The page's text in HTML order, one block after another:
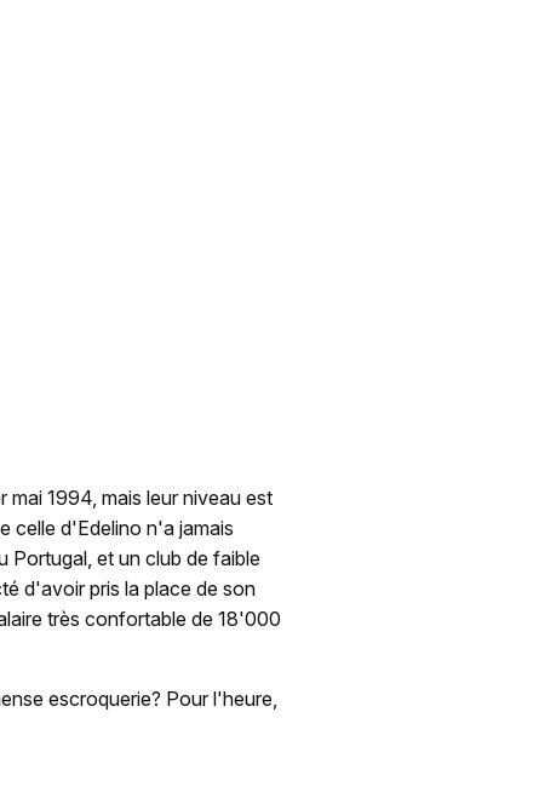
mai 1994, mais leur niveau est
celle d'Edelino n'a jamais
Portugal, et un club de faible
d'avoir pris la place de son
très confortable de 18'000
escroquerie? Pour l'heure,